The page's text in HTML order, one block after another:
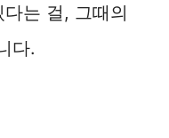
는 걸, 그때의
다.